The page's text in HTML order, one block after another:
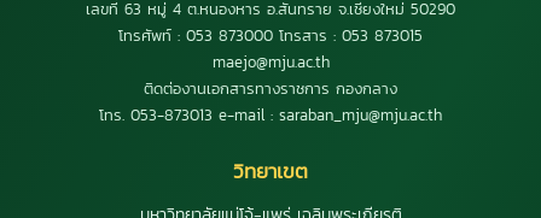
เลขที่ 63 หมู่ 4 ต.หนองหาร อ.สันทราย จ.เชียงใหม่ 50290
โทรศัพท์ : 053 873000 โทรสาร : 053 873015
maejo@mju.ac.th
ติดต่องานเอกสารทางราชการ กองกลาง
โทร. 053-873013 e-mail : saraban_mju@mju.ac.th
วิทยาเขต